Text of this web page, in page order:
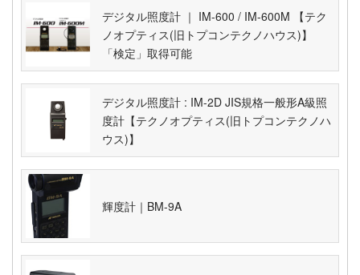
デジタル照度計 ｜ IM-600 / IM-600M 【テク
ノオプティス(旧トプコンテクノハウス)】
「検定」取得可能
デジタル照度計 : IM-2D JIS規格一般形A級照
度計【テクノオプティス(旧トプコンテクノハ
ウス)】
輝度計｜BM-9A